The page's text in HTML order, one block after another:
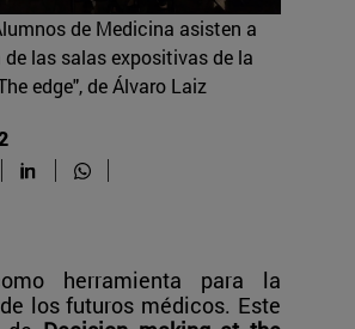
de Medicina asisten a
las salas expositivas de la
edge", de Álvaro Laiz
herramienta para la
los futuros médicos. Este